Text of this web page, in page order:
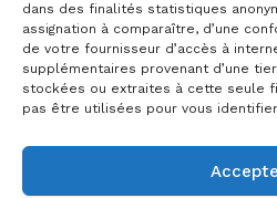
dans des finalités statistiques
assignation à comparaître, d’une
de votre fournisseur d’accès à
supplémentaires provenant d’une
stockées ou extraites à cette seule
pas être utilisées pour vous
Téléphone: 819-205-1115